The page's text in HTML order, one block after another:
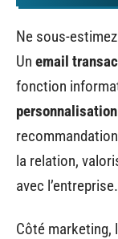
Ne sous-
Un email
fonction
personnalisation
la relation,
avec l’entreprise.
Côté marketing,